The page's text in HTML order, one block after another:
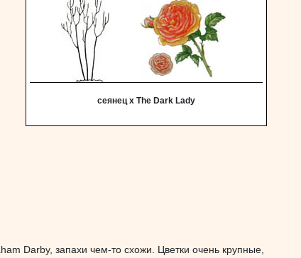
сеянец х The Dark Lady
Darby, запахи чем-то схожи. Цветки очень крупные,